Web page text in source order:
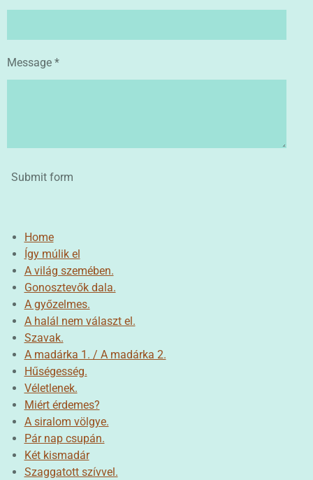
s
g
Message *
Submit form
Home
Így múlik el
A világ szemében.
Gonosztevők dala.
A győzelmes.
A halál nem választ el.
Szavak.
A madárka 1. / A madárka 2.
Hűségesség.
Véletlenek.
Miért érdemes?
A siralom völgye.
Pár nap csupán.
Két kismadár
Szaggatott szívvel.